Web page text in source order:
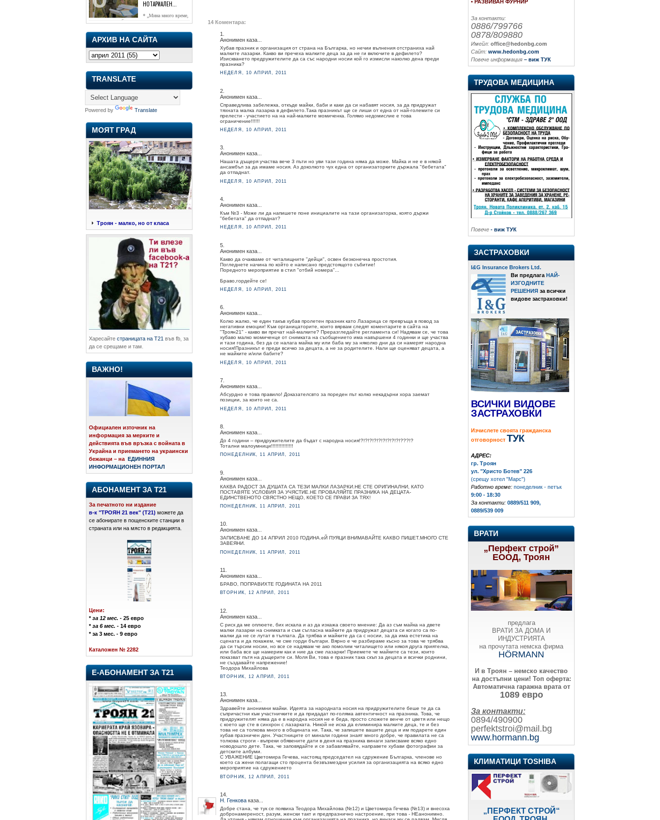
НОТАРИАЛЕН...
* „Мина много време,
чаках го да се обади, но нищо не...
АРХИВ НА САЙТА
TRANSLATE
Powered by Translate
МОЯТ ГРАД
Троян - малко, но от класа
Харесайте страницата на Т21 във fb, за
да се срещаме и там.
ВАЖНО!
Официален източник на
информация за мерките и
действията във връзка с войната в
Украйна и приемането на украински
бежанци – на
ЕДИННИЯ
ИНФОРМАЦИОНЕН ПОРТАЛ
АБОНАМЕНТ ЗА Т21
За печатното ни издание
в-к "ТРОЯН 21 век" (Т21) можете да
се абонирате в пощенските станции в
страната или на място в редакцията.
Цени:
*за 12 мес. - 25 евро
*за 6 мес. - 14 евро
* за 3 мес. - 9 евро
Каталожен № 2282
Е-АБОНАМЕНТ ЗА Т21
14 Коментара:
1.
Анонимен каза...
Хубав празник и организация от страна на Българка, но нечии вълнения отстраниха най
малките лазарки. Какво ви пречеха малките деца за да не ги включите в дефилето?
Изискването предружителите да са със народни носии кой го измисли наколко дена преди
празника?
НЕДЕЛЯ, 10 АПРИЛ, 2011
2.
Анонимен каза...
Справедлива забележка, откъде майки, баби и каки да си набавят носия, за да придружат
тяхната малка лазарка в дефилето.Така празникът ще се лиши от една от най-големите си
прелести - участието на на най-малките момиченка. Голямо недомислие е това
ограничение!!!!!!
НЕДЕЛЯ, 10 АПРИЛ, 2011
3.
Анонимен каза...
Нашата дъщеря участва вече 3 пъти но уви тази година няма да може. Майка и не е в някой
ансамбъл за да имаме носия. Аз доколкото чух една от организаторките държала "бебетата"
да отпаднат.
НЕДЕЛЯ, 10 АПРИЛ, 2011
4.
Анонимен каза...
Към №3 - Може ли да напишете поне инициалите на тази организаторка, която държи
"бебетата" да отпаднат?
НЕДЕЛЯ, 10 АПРИЛ, 2011
5.
Анонимен каза...
Какво да очакваме от читалищните "дейци", освен безконечна простотия.
Погледнете начина по който е написано предстоящото събитие!
Поредното мероприятие в стил "отбий номера"...
Браво,гордейте се!
НЕДЕЛЯ, 10 АПРИЛ, 2011
6.
Анонимен каза...
Колко жалко, че един такъв хубав пролетен празник като Лазарица се превръща в повод за
негативни емоции! Към органицаторите, които вярвам следят коментарите в сайта на
"Троян21" - какво ви пречат най-малките? Преразгледайте регламента си! Надявам се, че това
хубаво малко момиченце от снимката на съобщението има навършени 4 годинки и ще участва
и тази година, без да се налага майка му или баба му за няколко дни да си намерят народна
носия!Празникът е преди всичко за децата, а не за родителите. Нали ще оценяват децата, а
не майките и/или бабите?
НЕДЕЛЯ, 10 АПРИЛ, 2011
7.
Анонимен каза...
Абсурдно е това правило! Доказателсвто за пореден път колко некадърни хора заемат
позиции, за които не са.
НЕДЕЛЯ, 10 АПРИЛ, 2011
8.
Анонимен каза...
До 4 години – придружителите да бъдат с народна носия!?!?!?!?!?!?!?!?!?!???!?
Тотални малоумници!!!!!!!!!!!!!!!
ПОНЕДЕЛНИК, 11 АПРИЛ, 2011
9.
Анонимен каза...
КАКВА РАДОСТ ЗА ДУШАТА СА ТЕЗИ МАЛКИ ЛАЗАРКИ.НЕ СТЕ ОРИГИНАЛНИ, КАТО
ПОСТАВЯТЕ УСЛОВИЯ ЗА УЧЯСТИЕ.НЕ ПРОВАЛЯЙТЕ ПРАЗНИКА НА ДЕЦАТА-
ЕДИНСТВЕНОТО СВЯСТНО НЕЩО, КОЕТО СЕ ПРАВИ ЗА ТЯХ!
ПОНЕДЕЛНИК, 11 АПРИЛ, 2011
10.
Анонимен каза...
ЗАПИСВАНЕ ДО 14 АПРИЛ 2010 ГОДИНА.еЙ ПУЯЦИ ВНИМАВАЙТЕ КАКВО ПИШЕТ.МНОГО СТЕ
ЗАВЕЯНИ.
ПОНЕДЕЛНИК, 11 АПРИЛ, 2011
11.
Анонимен каза...
БРАВО, ПОПРАВИХТЕ ГОДИНАТА НА 2011
ВТОРНИК, 12 АПРИЛ, 2011
12.
Анонимен каза...
С риск да ме оплюете, бих искала и аз да изкажа своето мнение: Да аз съм майка на двете
малки лазарки на снимката и съм съгласна майките да придружат децата си когато са по-
малки да не се лутат в тълпата. Да трябва и майките да са с носии, за да има естетика на
сцената и да покажем, че сме горди българи. Вярно е че разбираме късно за това че трябва
да си търсим носии, но все се надявам че ако помолим читалището или някоя друга приятелка,
или баба все ще намерим как и ние да сме лазарки! Приемете че майките са тези, които
показват пътя на дъщерите си. Моля Ви, това е празник така скъп за децата и всички роднини,
не създавайте напрежение!
Теодора Михайлова
ВТОРНИК, 12 АПРИЛ, 2011
13.
Анонимен каза...
Здравейте анонимни майки. Идеята за народната носия на придружителите беше те да са
съпричастни към участничките и да придадат по-голяма автентичност на празника. Това, че
придружителят няма да е в народна носия не е беда, просто сложете венче от цветя или нещо
с което ще сте в синхрон с лазарката. Никой не иска да елиминира малките деца, те и без
това не са толкова много в общината ни. Така, че запишете вашите деца и им подарете един
хубав празничен ден. Участниците от минали години знаят много добре, че правилата не са
толкова строги - въпреки обявените дати в деня на празника винаги записваме всяко едно
новодошло дете. Така, че заповядайте и се забавлявайте, направете хубави фотографии за
детските албуми.
С УВАЖЕНИЕ Цветомира Гечева, настоящ председател на сдружение Българка, членове но
което са жени полагащи сто процента безвъзмездни усилия за организацията на всяко едно
мероприятие на сдружението
ВТОРНИК, 12 АПРИЛ, 2011
14.
Н. Генкова каза...
Добре стана, че тук се появиха Теодора Михайлова (№12) и Цветомира Гечева (№13) и внесоха
добронамереност, разум, женски такт и предпразнично настроение, при това - НЕанонимно.
• РАЗВИВАН ФУРНИР
За контакти:
0886/799766
0878/809880
Имейл: office@hedonbg.com
Сайт: www.hedonbg.com
Повече информация – виж ТУК
ТРУДОВА МЕДИЦИНА
Повече - виж ТУК
ЗАСТРАХОВКИ
I&G Insurance Brokers Ltd.
Ви предлага НАЙ-
ИЗГОДНИТЕ
РЕШЕНИЯ за всички
видове застраховки!
ВСИЧКИ ВИДОВЕ
ЗАСТРАХОВКИ
Изчислете своята гражданска
отговорност ТУК
АДРЕС:
гр. Троян
ул. "Христо Ботев" 226
(срещу хотел "Марс")
Работно време: понеделник - петък
9:00 - 18:30
За контакти: 0889/511 909,
0889/539 009
ВРАТИ
„Перфект строй”
ЕООД, Троян
предлага
ВРАТИ ЗА ДОМА И
ИНДУСТРИЯТА
на прочутата немска фирма
HÖRMANN
И в Троян – немско качество
на достъпни цени! Топ оферта:
Автоматична гаражна врата от
1089 евро
За контакти:
0894/490900
perfektstroi@mail.bg
www.hormann.bg
КЛИМАТИЦИ TOSHIBA
„ПЕРФЕКТ СТРОЙ“